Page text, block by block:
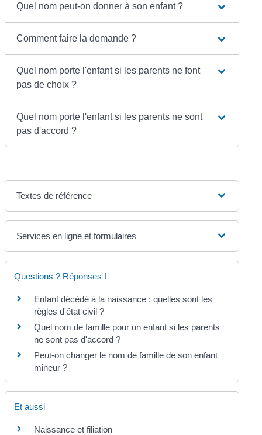
Quel nom peut-on donner à son enfant ?
Comment faire la demande ?
Quel nom porte l'enfant si les parents ne font
pas de choix ?
Quel nom porte l'enfant si les parents ne sont
pas d'accord ?
Textes de référence
Services en ligne et formulaires
Questions ? Réponses !
Enfant décédé à la naissance : quelles sont les
règles d'état civil ?
Quel nom de famille pour un enfant si les parents
ne sont pas d'accord ?
Peut-on changer le nom de famille de son enfant
mineur ?
Et aussi
Naissance et filiation